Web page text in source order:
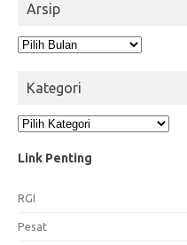
Arsip
Arsip
Kategori
Kategori
Link Penting
RGI
Pesat